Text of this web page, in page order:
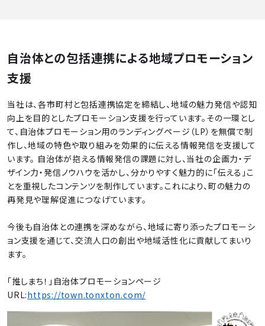
自治体との包括連携による地域プロモーション
支援
当社は、各市町村と包括連携協定を締結し、地域の魅力発信や認知
向上を目的としたプロモーション支援を行っています。その一環とし
て、自治体プロモーション用のランディングページ（LP）を無償で制
作し、地域の特色や取り組みを効果的に伝える情報発信を支援して
います。 自治体が抱える情報発信の課題に対し、当社の企画力・デ
ザイン力・発信ノウハウを活かし、分かりやすく魅力的に「伝える」こ
とを重視したコンテンツを制作しています。これにより、町の魅力の
再発見や理解促進につなげています。
今後も自治体との連携を深めながら、地域に寄り添ったプロモーシ
ョン支援を通じて、交流人口の創出や地域活性化に貢献してまいり
ます。
「推しまち！」自治体プロモーションページ
URL:https://town.tonxton.com/